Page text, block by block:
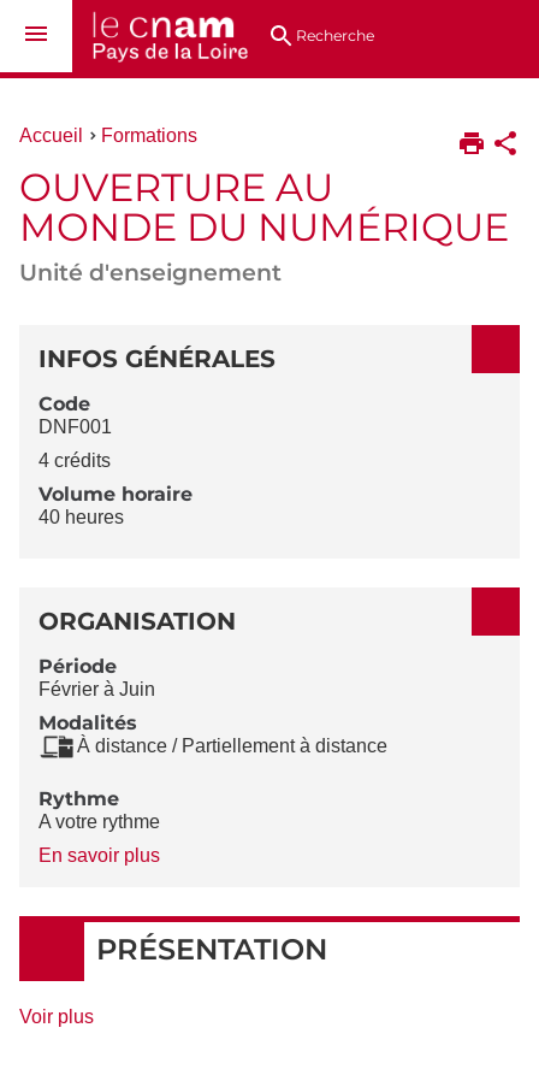
au
directsRecherche
Vous
ici :
Accueil Formations
OUVERTURE AU
MONDE DU NUMÉRIQUE
Unité d'enseignement
DÉTAILS
INFOS GÉNÉRALES
Code
DNF001
4 crédits
Volume horaire
40 heures
ORGANISATION
Période
Février à Juin
Modalités
À distance / Partiellement à distance
Rythme
A votre rythme
En savoir plusà
Rythme
PRÉSENTATION
Voir plusde